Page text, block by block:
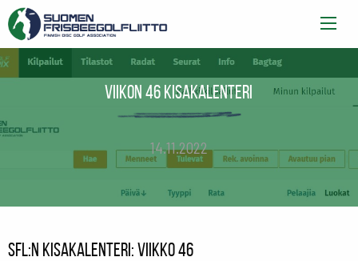
Viikon 46 kisakalenteri
14.11.2022
SFL:n kisakalenteri: viikko 46